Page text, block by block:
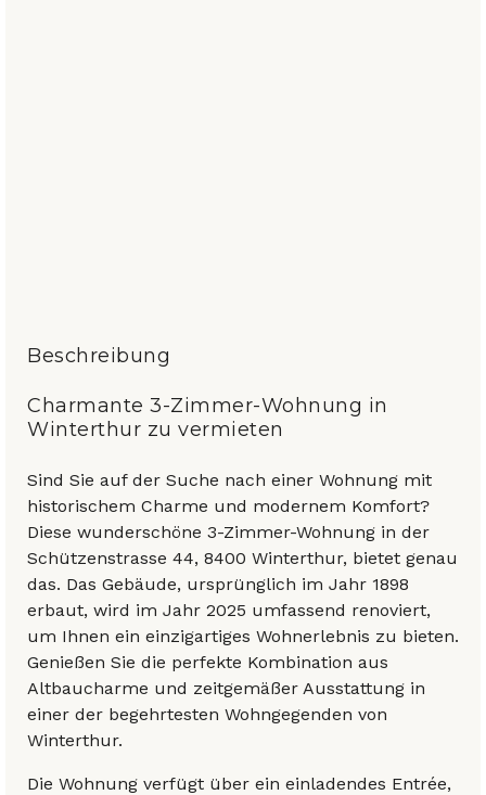
Beschreibung
Charmante 3-Zimmer-Wohnung in
Winterthur zu vermieten
Sind Sie auf der Suche nach einer Wohnung mit
historischem Charme und modernem Komfort?
Diese wunderschöne 3-Zimmer-Wohnung in der
Schützenstrasse 44, 8400 Winterthur, bietet genau
das. Das Gebäude, ursprünglich im Jahr 1898
erbaut, wird im Jahr 2025 umfassend renoviert,
um Ihnen ein einzigartiges Wohnerlebnis zu bieten.
Genießen Sie die perfekte Kombination aus
Altbaucharme und zeitgemäßer Ausstattung in
einer der begehrtesten Wohngegenden von
Winterthur.
Die Wohnung verfügt über ein einladendes Entrée,